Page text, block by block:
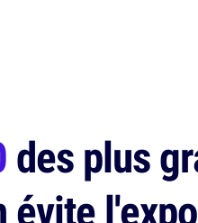
des plus
évite